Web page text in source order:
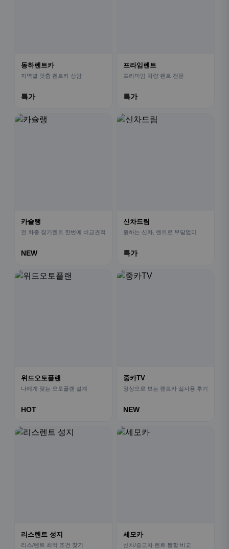
동하렌트카
지역별 맞춤 렌트카 상담
특가
프라임렌트
프리미엄 차량 렌트 전문
특가
카슐랭
전 차종 장기렌트 한번에 비교견적
NEW
신차드림
원하는 신차, 렌트로 부담없이
특가
위드오토플랜
나에게 맞는 오토플랜 설계
HOT
중카TV
영상으로 보는 렌트카 실사용 후기
NEW
리스렌트 성지
리스/렌트 최적 조건 찾기
세모카
신차/중고차 렌트 통합 비교